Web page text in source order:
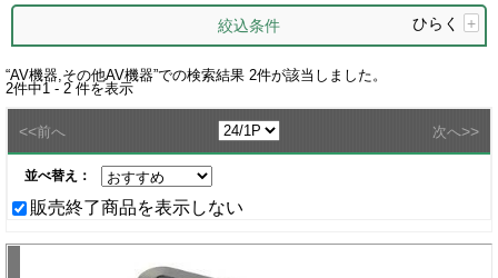
絞込条件 ひらく +
“AV機器,その他AV機器”での検索結果 2件が該当しました。
2件中1 - 2件を表示
<<前へ 次へ>>
並べ替え：
販売終了商品を表示しない